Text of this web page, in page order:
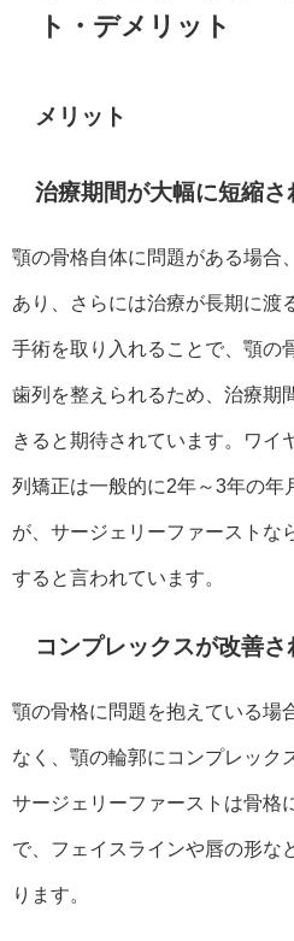
ト・デメリット
メリット
治療期間が大幅に短縮さ
顎の骨格自体に問題がある場合
あり、さらには治療が長期に渡
手術を取り入れることで、顎の
歯列を整えられるため、治療期
きると期待されています。ワイ
列矯正は一般的に2年～3年の年
が、サージェリーファーストな
すると言われています。
コンプレックスが改善さ
顎の骨格に問題を抱えている場
なく、顎の輪郭にコンプレック
サージェリーファーストは骨格
で、フェイスラインや唇の形な
ります。